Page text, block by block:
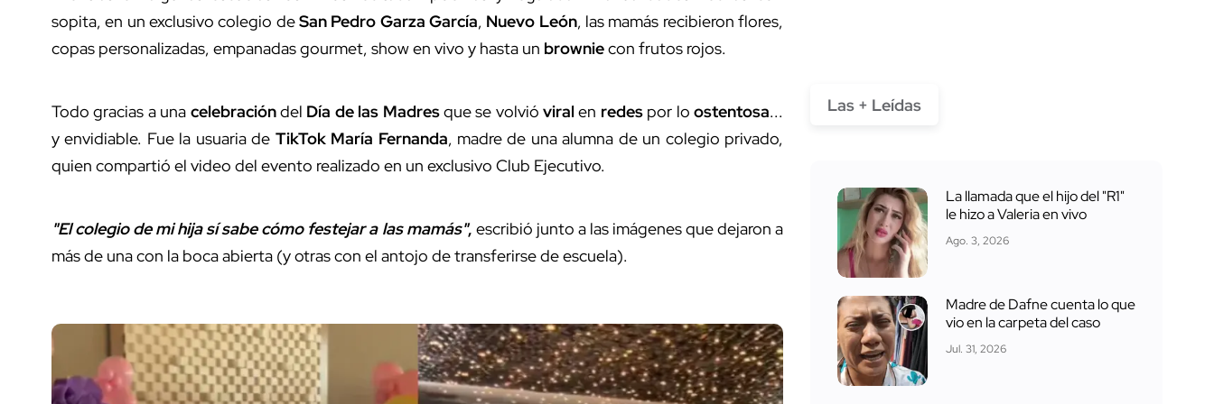
sopita, en un exclusivo colegio deSan Pedro Garza García, Nuevo León, las mamás recibieron flores,
copas personalizadas, empanadas gourmet, show en vivo y hasta un browniecon frutos rojos.
Todo gracias a una celebracióndel Día de las Madresque se volvióviralen redespor loostentosa...
y envidiable. Fue la usuaria de TikTok María Fernanda, madre de una alumna de un colegio privado,
quien compartió el video del evento realizado en un exclusivo Club Ejecutivo.
"El colegio de mi hija sí sabe cómo festejar a las mamás", escribió junto a las imágenes que dejaron a
más de una con la boca abierta (y otras con el antojo de transferirse de escuela).
Las + Leídas
La llamada que el hijo del "R1"
le hizo a Valeria en vivo
Ago. 3, 2026
Madre de Dafne cuenta lo que
vio en la carpeta del caso
Jul. 31, 2026